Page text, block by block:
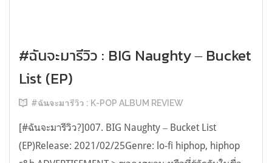
#ฉันจะมารีวิว : BIG Naughty ‒ Bucket
List (EP)
#ฉันจะมารีวิว : K-POP ALBUM REVIEW
[#ฉันจะมารีวิว?]007. BIG Naughty ‒ Bucket List
(EP)Release: 2021/02/25Genre: lo-fi hiphop, hiphop